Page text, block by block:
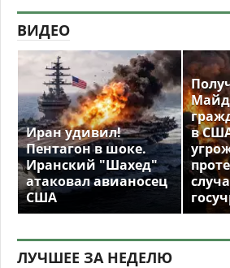
ВИДЕО
Иран удивил!
Пентагон в шоке.
Иранский "Шахед"
атаковал авианосец
США
в
ЛУЧШЕЕ ЗА НЕДЕЛЮ